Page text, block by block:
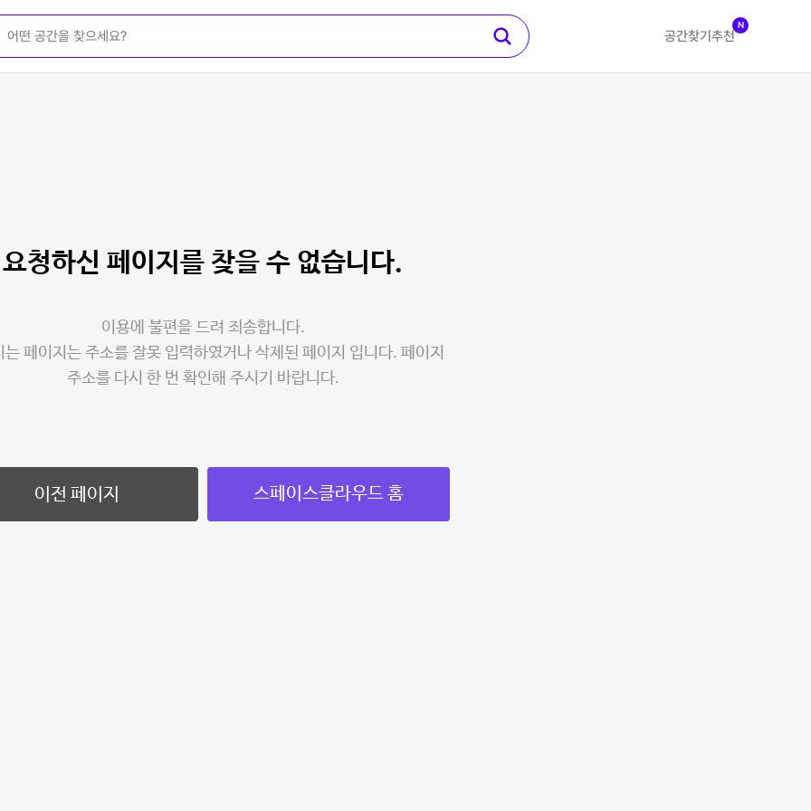
공간찾기 추천
N
요청하신 페이지를 찾을 수 없습니다.
이용에 불편을 드려 죄송합니다.
는 페이지는 주소를 잘못 입력하였거나 삭제된 페이지 입니다. 페이지
주소를 다시 한 번 확인해 주시기 바랍니다.
이전 페이지 스페이스클라우드 홈